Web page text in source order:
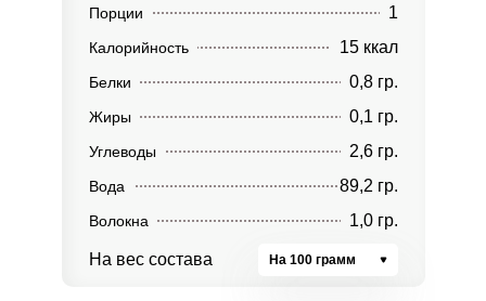
Порции 1
Калорийность 15 ккал
Белки 0,8 гр.
Жиры 0,1 гр.
Углеводы 2,6 гр.
Вода 89,2 гр.
Волокна 1,0 гр.
На вес состава На 100 грамм